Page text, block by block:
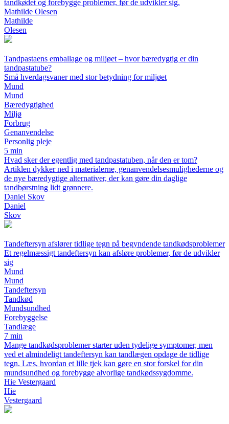
tandkødet og forebygge problemer, før de udvikler sig.
Mathilde Olesen
Mathilde
Olesen
Tandpastaens emballage og miljøet – hvor bæredygtig er din
tandpastatube?
Små hverdagsvaner med stor betydning for miljøet
Mund
Mund
Bæredygtighed
Miljø
Forbrug
Genanvendelse
Personlig pleje
5 min
Hvad sker der egentlig med tandpastatuben, når den er tom?
Artiklen dykker ned i materialerne, genanvendelsesmulighederne og
de nye bæredygtige alternativer, der kan gøre din daglige
tandbørstning lidt grønnere.
Daniel Skov
Daniel
Skov
Tandeftersyn afslører tidlige tegn på begyndende tandkødsproblemer
Et regelmæssigt tandeftersyn kan afsløre problemer, før de udvikler
sig
Mund
Mund
Tandeftersyn
Tandkød
Mundsundhed
Forebyggelse
Tandlæge
7 min
Mange tandkødsproblemer starter uden tydelige symptomer, men
ved et almindeligt tandeftersyn kan tandlægen opdage de tidlige
tegn. Læs, hvordan et lille tjek kan gøre en stor forskel for din
mundsundhed og forebygge alvorlige tandkødssygdomme.
Hie Vestergaard
Hie
Vestergaard